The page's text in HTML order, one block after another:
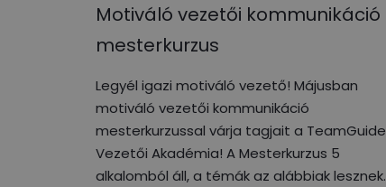
Motiváló vezetői kommunikáció
mesterkurzus
Legyél igazi motiváló vezető! Májusban
motiváló vezetői kommunikáció
mesterkurzussal várja tagjait a TeamGuide
Vezetői Akadémia! A Mesterkurzus 5
alkalomból áll, a témák az alábbiak lesznek.